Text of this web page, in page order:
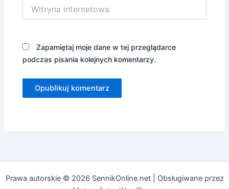
internetowa
Zapamiętaj moje dane w tej przeglądarce
podczas pisania kolejnych komentarzy.
Prawa autorskie © 2026 SennikOnline.net | Obsługiwane przez